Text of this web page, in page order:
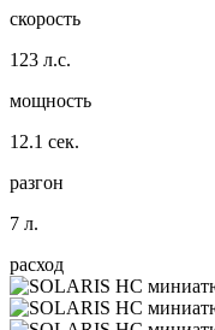
скорость
123 л.с.
мощность
12.1 сек.
разгон
7 л.
расход